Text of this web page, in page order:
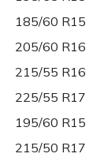
185/60 R15
205/60 R16
215/55 R16
225/55 R17
195/60 R15
215/50 R17